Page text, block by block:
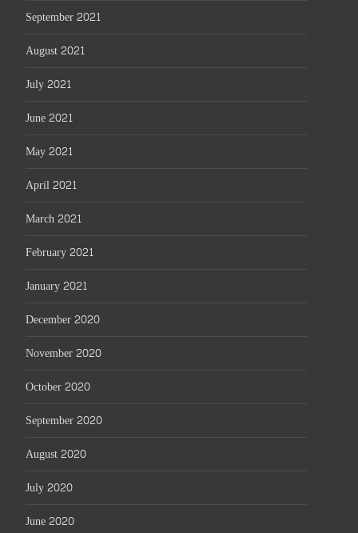
September 2021
August 2021
July 2021
June 2021
May 2021
April 2021
March 2021
February 2021
January 2021
December 2020
November 2020
October 2020
September 2020
August 2020
July 2020
June 2020